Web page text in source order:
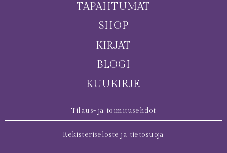
TAPAHTUMAT
SHOP
KIRJAT
BLOGI
KUUKIRJE
Tilaus- ja toimitusehdot
Rekisteriseloste ja tietosuoja